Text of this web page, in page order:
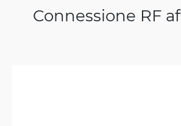
Connessione RF